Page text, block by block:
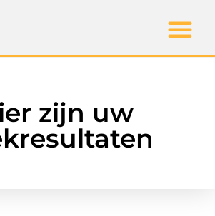
zijn uw